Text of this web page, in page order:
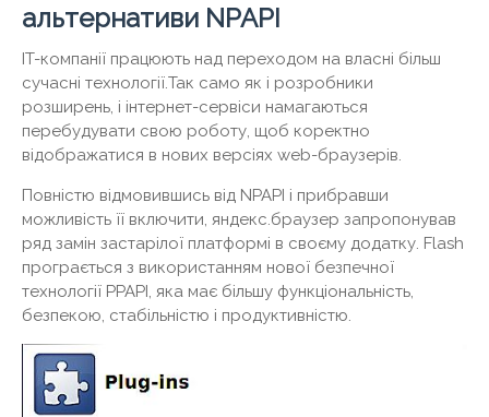
альтернативи NPAPI
IT-компанії працюють над переходом на власні більш
сучасні технології.Так само як і розробники
розширень, і інтернет-сервіси намагаються
перебудувати свою роботу, щоб коректно
відображатися в нових версіях web-браузерів.
Повністю відмовившись від NPAPI і прибравши
можливість її включити, яндекс.браузер запропонував
ряд замін застарілої платформі в своєму додатку. Flash
програється з використанням нової безпечної
технології PPAPI, яка має більшу функціональність,
безпекою, стабільністю і продуктивністю.